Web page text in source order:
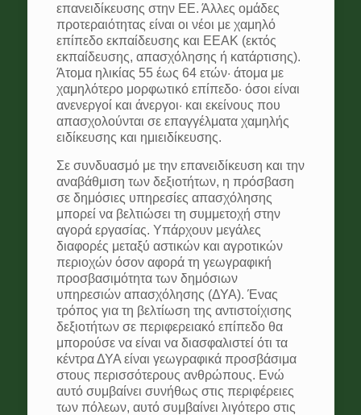
επανειδίκευσης στην ΕΕ. Άλλες ομάδες
προτεραιότητας είναι οι νέοι με χαμηλό
επίπεδο εκπαίδευσης και ΕΕΑΚ (εκτός
εκπαίδευσης, απασχόλησης ή κατάρτισης).
Άτομα ηλικίας 55 έως 64 ετών· άτομα με
χαμηλότερο μορφωτικό επίπεδο· όσοι είναι
ανενεργοί και άνεργοι· και εκείνους που
απασχολούνται σε επαγγέλματα χαμηλής
ειδίκευσης και ημιειδίκευσης.
Σε συνδυασμό με την επανειδίκευση και την
αναβάθμιση των δεξιοτήτων, η πρόσβαση
σε δημόσιες υπηρεσίες απασχόλησης
μπορεί να βελτιώσει τη συμμετοχή στην
αγορά εργασίας. Υπάρχουν μεγάλες
διαφορές μεταξύ αστικών και αγροτικών
περιοχών όσον αφορά τη γεωγραφική
προσβασιμότητα των δημόσιων
υπηρεσιών απασχόλησης (ΔΥΑ). Ένας
τρόπος για τη βελτίωση της αντιστοίχισης
δεξιοτήτων σε περιφερειακό επίπεδο θα
μπορούσε να είναι να διασφαλιστεί ότι τα
κέντρα ΔΥΑ είναι γεωγραφικά προσβάσιμα
στους περισσότερους ανθρώπους. Ενώ
αυτό συμβαίνει συνήθως στις περιφέρειες
των πόλεων, αυτό συμβαίνει λιγότερο στις